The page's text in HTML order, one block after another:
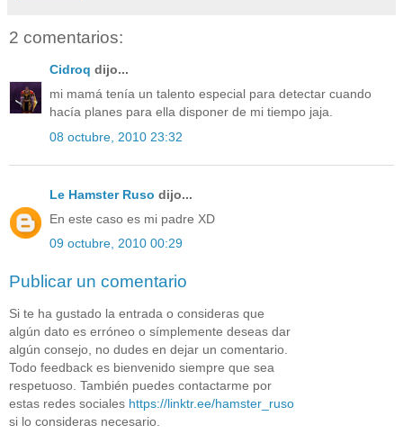
2 comentarios:
Cidroq dijo...
mi mamá tenía un talento especial para detectar cuando
hacía planes para ella disponer de mi tiempo jaja.
08 octubre, 2010 23:32
Le Hamster Ruso dijo...
En este caso es mi padre XD
09 octubre, 2010 00:29
Publicar un comentario
Si te ha gustado la entrada o consideras que
algún dato es erróneo o símplemente deseas dar
algún consejo, no dudes en dejar un comentario.
Todo feedback es bienvenido siempre que sea
respetuoso. También puedes contactarme por
estas redes sociales https://linktr.ee/hamster_ruso
si lo consideras necesario.